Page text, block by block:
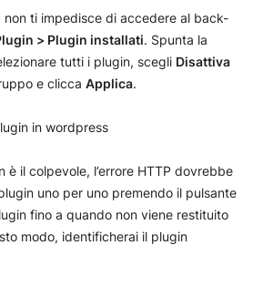
non ti impedisce di accedere al back-
> Plugin installati. Spunta la
tutti i plugin, scegli Disattiva
e clicca Applica.
è il colpevole, l’errore HTTP dovrebbe
uno per uno premendo il pulsante
fino a quando non viene restituito
modo, identificherai il plugin